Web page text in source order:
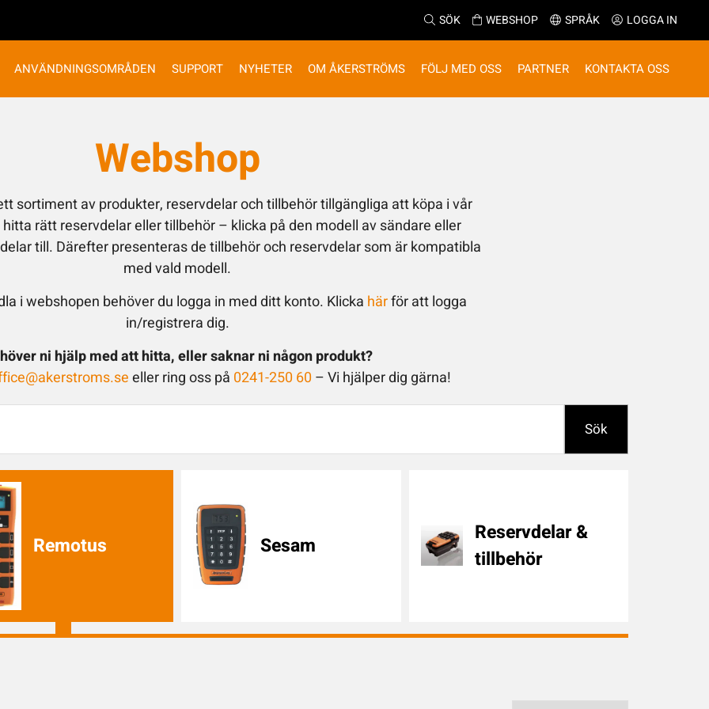
SÖK WEBSHOP SPRÅK LOGGA IN
ANVÄNDNINGSOMRÅDEN SUPPORT NYHETER OM ÅKERSTRÖMS FÖLJ MED OSS PARTNER KONTAKTA OSS
Webshop
sortiment av produkter, reservdelar och tillbehör tillgängliga att köpa i vår
rätt reservdelar eller tillbehör – klicka på den modell av sändare eller
till. Därefter presenteras de tillbehör och reservdelar som är kompatibla
med vald modell.
i webshopen behöver du logga in med ditt konto. Klicka härför att logga
in/registrera dig.
ni hjälp med att hitta, eller saknar ni någon produkt?
eller ring oss på 0241-250 60 – Vi hjälper dig gärna!
S
e
h
Sök
Remotus Sesam
Reservdelar &
tillbehör